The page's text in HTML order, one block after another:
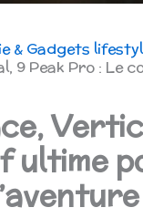
& Gadgets
9 Peak Pro : Le
ultime